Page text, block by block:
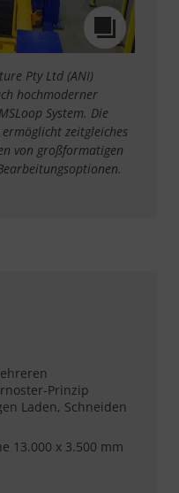
Pty Ltd (ANI)
hochmoderner
System. Die
zeitgleiches
von großformatigen
Prinzip
Laden, Schneiden
13.000 x 3.500 mm